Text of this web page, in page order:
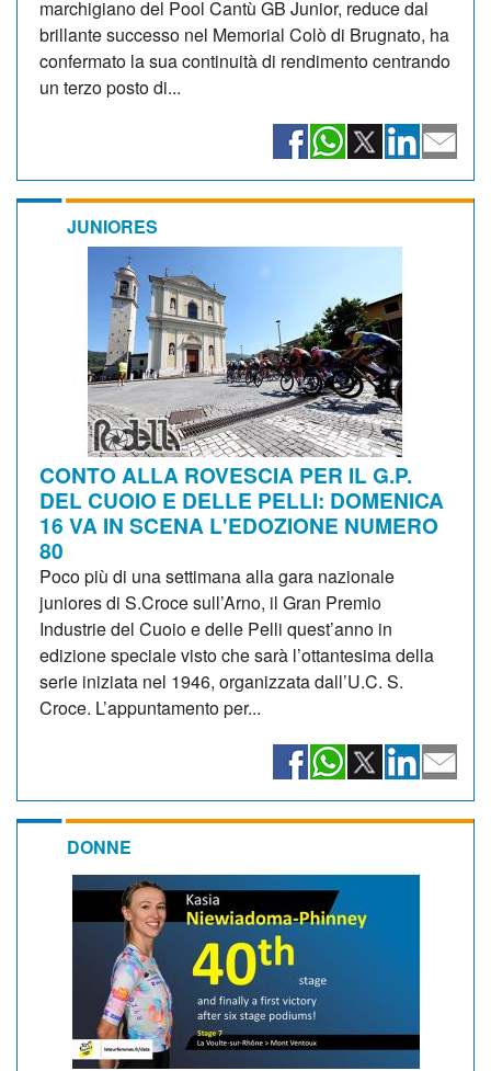
marchigiano del Pool Cantù GB Junior, reduce dal
brillante successo nel Memorial Colò di Brugnato, ha
confermato la sua continuità di rendimento centrando
un terzo posto di...
JUNIORES
CONTO ALLA ROVESCIA PER IL G.P.
DEL CUOIO E DELLE PELLI: DOMENICA
16 VA IN SCENA L'EDOZIONE NUMERO
80
Poco più di una settimana alla gara nazionale
juniores di S.Croce sull’Arno, il Gran Premio
Industrie del Cuoio e delle Pelli quest’anno in
edizione speciale visto che sarà l’ottantesima della
serie iniziata nel 1946, organizzata dall’U.C. S.
Croce. L’appuntamento per...
DONNE